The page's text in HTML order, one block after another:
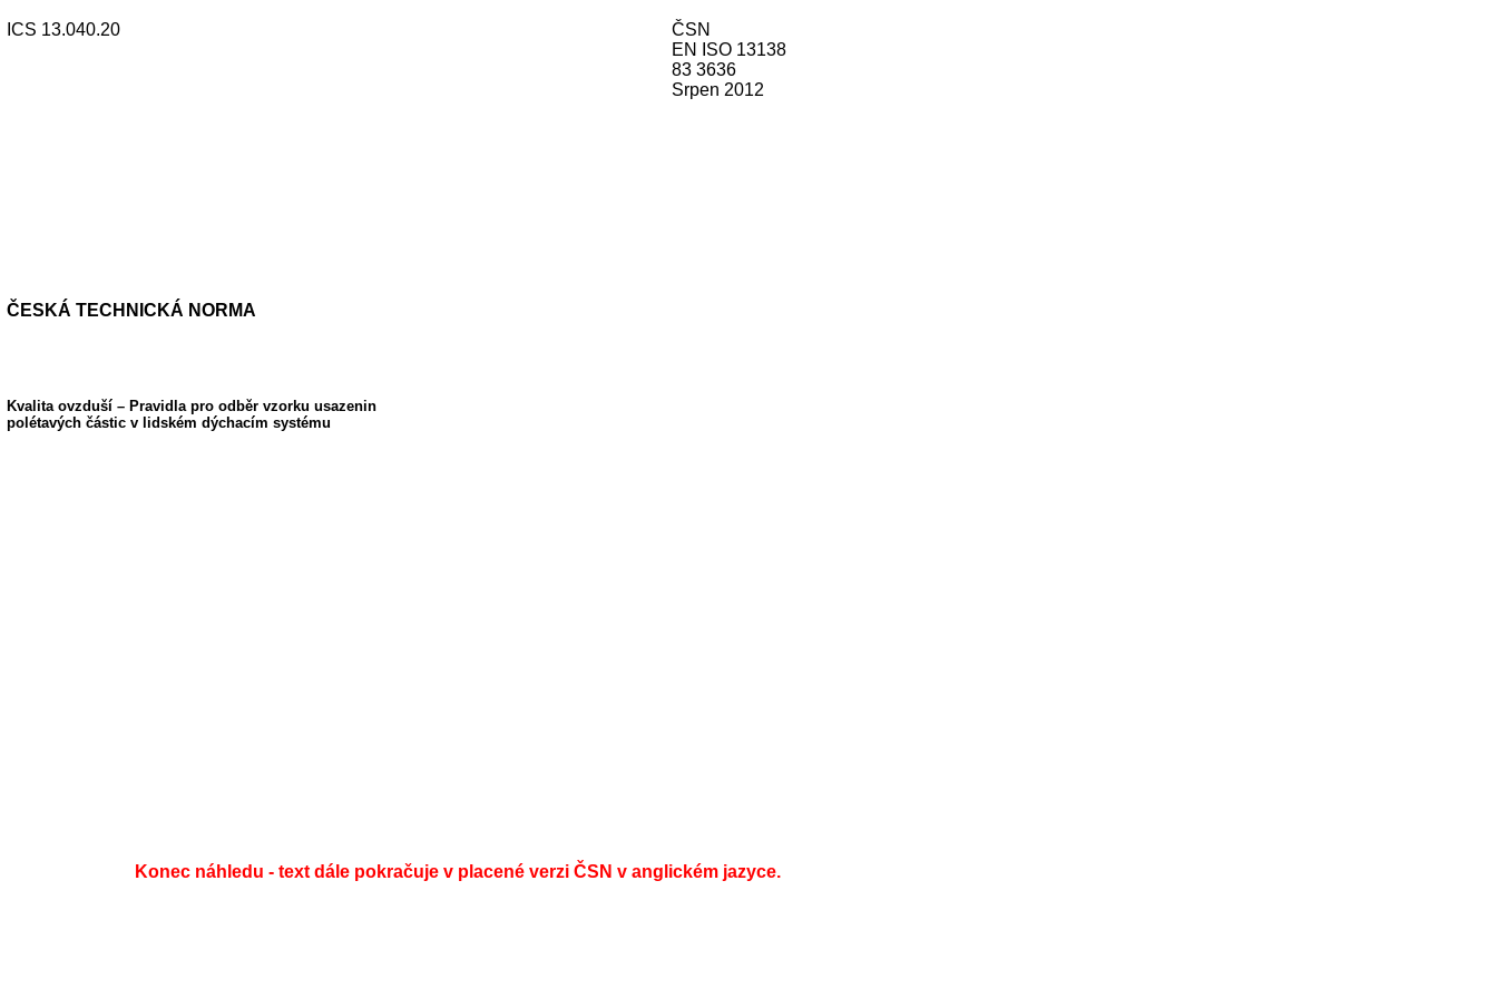
ICS 13.040.20
ČSN
EN ISO 13138
83 3636
Srpen 2012
ČESKÁ TECHNICKÁ NORMA
Kvalita ovzduší – Pravidla pro odběr vzorku usazenin
polétavých částic v lidském dýchacím systému
Konec náhledu - text dále pokračuje v placené verzi ČSN v anglickém jazyce.